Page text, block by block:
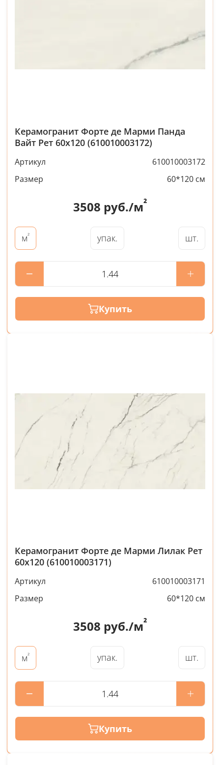
Керамогранит Форте де Марми Панда
Вайт Рет 60x120 (610010003172)
Артикул
610010003172
Размер
60*120 см
3508 руб./м²
м² упак. шт.
Купить
Керамогранит Форте де Марми Лилак Рет
60x120 (610010003171)
Артикул
610010003171
Размер
60*120 см
3508 руб./м²
м² упак. шт.
Купить